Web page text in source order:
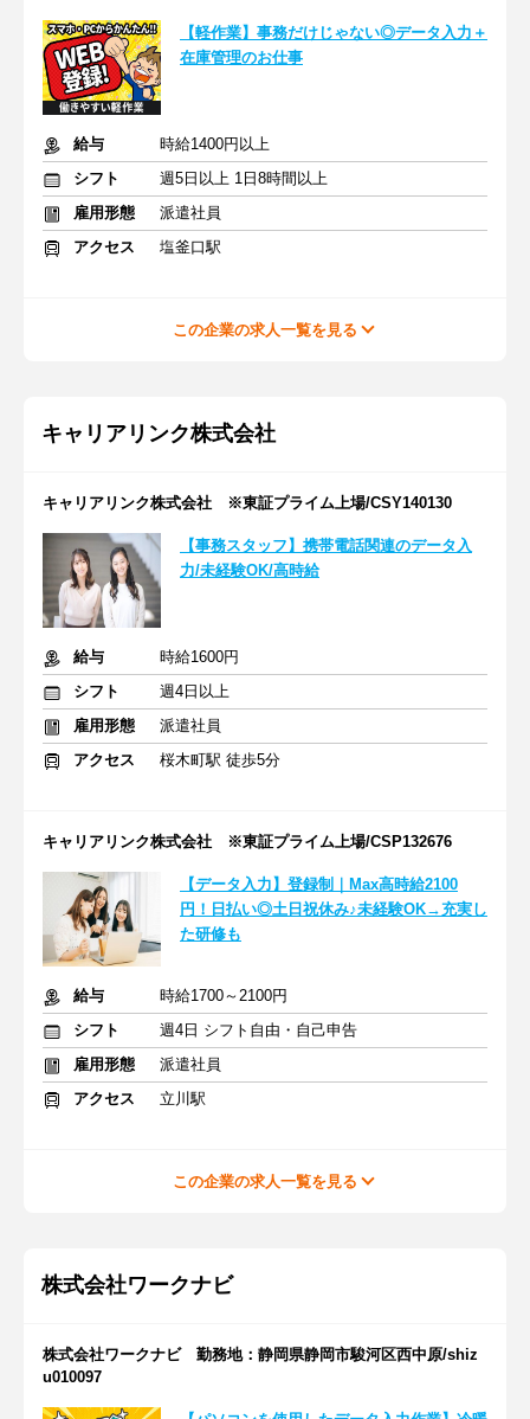
【軽作業】事務だけじゃない◎データ入力＋
在庫管理のお仕事
給与
時給1400円以上
シフト
週5日以上 1日8時間以上
雇用形態
派遣社員
アクセス
塩釜口駅
この企業の求人一覧を見る
キャリアリンク株式会社
キャリアリンク株式会社 ※東証プライム上場/CSY140130
【事務スタッフ】携帯電話関連のデータ入
力/未経験OK/高時給
給与
時給1600円
シフト
週4日以上
雇用形態
派遣社員
アクセス
桜木町駅 徒歩5分
キャリアリンク株式会社 ※東証プライム上場/CSP132676
【データ入力】登録制｜Max高時給2100
円！日払い◎土日祝休み♪未経験OK→充実し
た研修も
給与
時給1700～2100円
シフト
週4日 シフト自由・自己申告
雇用形態
派遣社員
アクセス
立川駅
この企業の求人一覧を見る
株式会社ワークナビ
株式会社ワークナビ 勤務地：静岡県静岡市駿河区西中原/shiz
u010097